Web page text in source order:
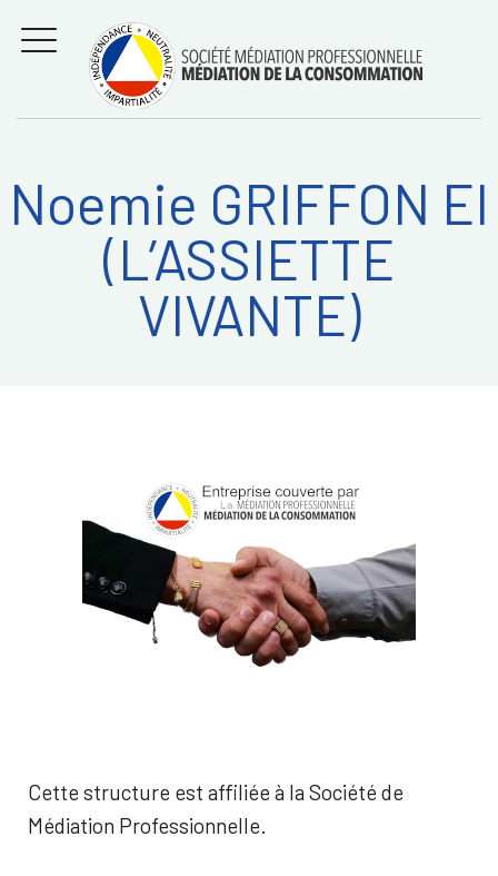
Régler les litiges
entre
consommateurs et
professionnels avec
la médiation de la
consommation
MENU
Recherche
Noemie GRIFFON EI
(L’ASSIETTE
VIVANTE)
Cette structure est affiliée à la Société de
Médiation Professionnelle.